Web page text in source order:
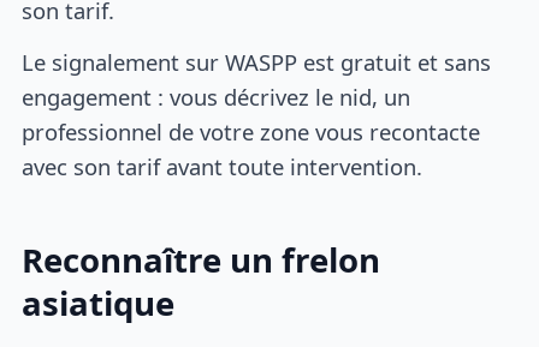
son tarif.
Le signalement sur WASPP est gratuit et sans
engagement : vous décrivez le nid, un
professionnel de votre zone vous recontacte
avec son tarif avant toute intervention.
Reconnaître un frelon
asiatique